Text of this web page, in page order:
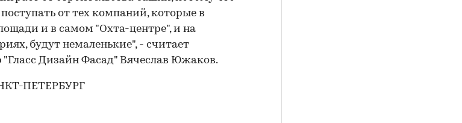
от тех компаний, которые в
и в самом "Охта-центре", и на
будут немаленькие", - считает
"Гласс Дизайн Фасад" Вячеслав Южаков.
ПЕТЕРБУРГ